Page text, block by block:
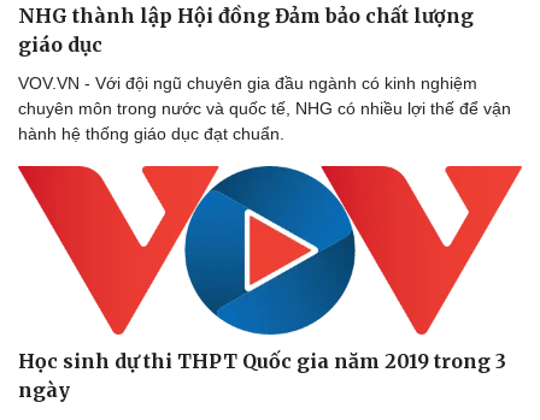
Tư vấn
Săn Tour
check-in
Câu chuyện thời sự
Kể chuyện cho bé
Hạt giống tâm hồn
NHG thành lập Hội đồng Đảm bảo chất lượng
giáo dục
VOV.VN - Với đội ngũ chuyên gia đầu ngành có kinh nghiệm
chuyên môn trong nước và quốc tế, NHG có nhiều lợi thế để vận
hành hệ thống giáo dục đạt chuẩn.
Học sinh dự thi THPT Quốc gia năm 2019 trong 3
ngày